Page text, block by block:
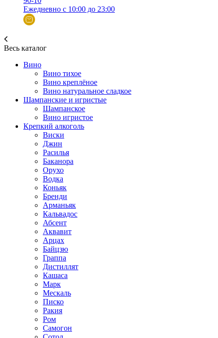
Ежедневно с 10:00 до 23:00
Весь каталог
Вино
Вино тихое
Вино креплёное
Вино натуральное сладкое
Шампанские и игристые
Шампанское
Вино игристое
Крепкий алкоголь
Виски
Джин
Расилья
Баканора
Орухо
Водка
Коньяк
Бренди
Арманьяк
Кальвадос
Абсент
Аквавит
Арцах
Байцзю
Граппа
Дистиллят
Кашаса
Марк
Мескаль
Писко
Ракия
Ром
Самогон